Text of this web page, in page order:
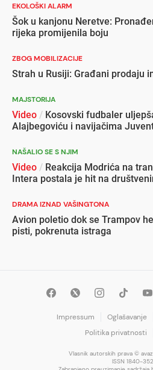
EKOLOŠKI ALARM
Šok u kanjonu Neretve:
rijeka promijenila boju
ZBOG MOBILIZACIJE
Strah u Rusiji: Građani prodaju
MAJSTORIJA
Video / Kosovski fudbaler
Alajbegoviću i navijačima
NAŠALIO SE S NJIM
Video / Reakcija Modrića na
Intera postala je hit na
DRAMA IZNAD VAŠINGTONA
Avion poletio dok se Trampov
pisti, pokrenuta istraga
Impressum Oglašavanje
Politika privatnosti
Vlasnik autorskih prava ©
ISSN 1840-